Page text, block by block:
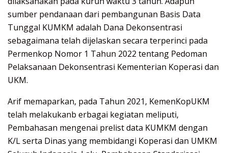
sumber pendanaan dari pembangunan Basis Data
Tunggal KUMKM adalah Dana Dekonsentrasi
sebagaimana telah dijelaskan secara terperinci pada
Permenkop Nomor 1 Tahun 2022 tentang Pedoman
Pelaksanaan Dekonsentrasi Kementerian Koperasi dan
UKM.
Arif memaparkan, pada Tahun 2021, KemenKopUKM
telah melakukanb erbagai kegiatan meliputi,
Pembahasan mengenai prelist data KUMKM dengan
K/L serta Dinas yang membidangi Koperasi dan UMKM